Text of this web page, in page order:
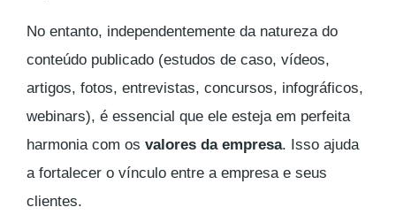
No entanto, independentemente da natureza do
conteúdo publicado (estudos de caso, vídeos,
artigos, fotos, entrevistas, concursos, infográficos,
webinars), é essencial que ele esteja em perfeita
harmonia com os valores da empresa. Isso ajuda
a fortalecer o vínculo entre a empresa e seus
clientes.